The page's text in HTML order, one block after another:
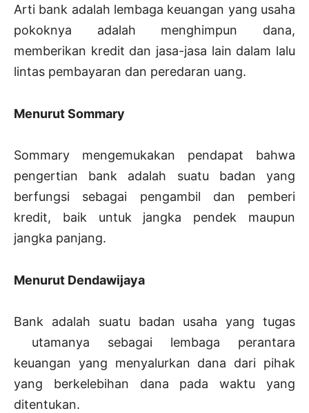
Arti bank adalah lembaga keuangan yang usaha
pokoknya adalah menghimpun dana,
memberikan kredit dan jasa-jasa lain dalam lalu
lintas pembayaran dan peredaran uang.
Menurut Sommary
Sommary mengemukakan pendapat bahwa
pengertian bank adalah suatu badan yang
berfungsi sebagai pengambil dan pemberi
kredit, baik untuk jangka pendek maupun
jangka panjang.
Menurut Dendawijaya
Bank adalah suatu badan usaha yang tugas
utamanya sebagai lembaga perantara
keuangan yang menyalurkan dana dari pihak
yang berkelebihan dana pada waktu yang
ditentukan.